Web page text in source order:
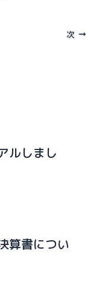
次
ルしまし
算書につい